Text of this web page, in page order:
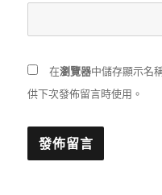
在瀏覽器中儲存顯示名
供下次發佈留言時使用。